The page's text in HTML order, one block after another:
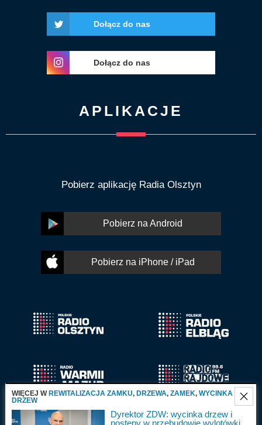
Dołącz do nas
Dołącz do nas
APLIKACJE
Pobierz aplikację Radia Olsztyn
Pobierz na Android
Pobierz na iPhone / iPad
WIĘCEJ W REWITALIZACJA ZAMKU, DRZEWA, ZAMEK, WYCINKA
DRZEW
Dyrektor ZDW: wycinka drzew i